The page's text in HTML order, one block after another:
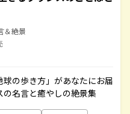
＆絶景
の歩き方」があなたにお届
名言と癒やしの絶景集